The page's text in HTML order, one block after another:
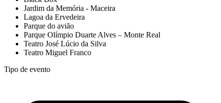
Jardim da Memória - Maceira
Lagoa da Ervedeira
Parque do avião
Parque Olímpio Duarte Alves – Monte Real
Teatro José Lúcio da Silva
Teatro Miguel Franco
Tipo de evento